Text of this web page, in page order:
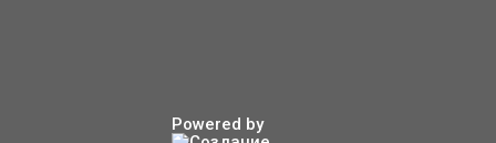
Powered by